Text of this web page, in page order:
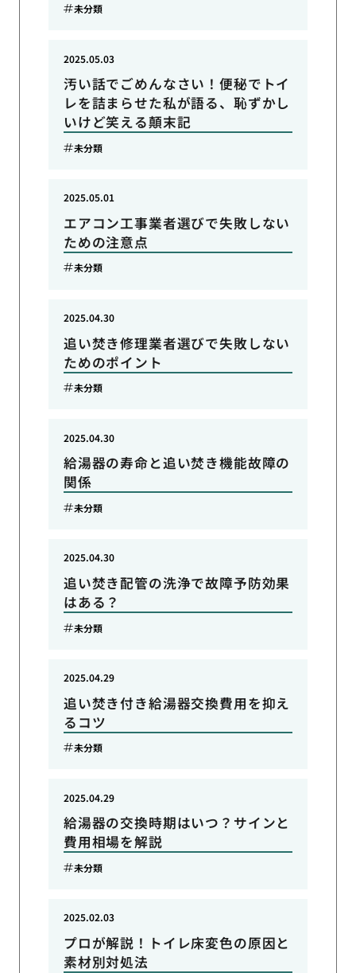
未分類
汚い話でごめんなさい！便秘でトイ
レを詰まらせた私が語る、恥ずかし
いけど笑える顛末記
2025.05.03
未分類
エアコン工事業者選びで失敗しない
ための注意点
2025.05.01
未分類
追い焚き修理業者選びで失敗しない
ためのポイント
2025.04.30
未分類
給湯器の寿命と追い焚き機能故障の
関係
2025.04.30
未分類
追い焚き配管の洗浄で故障予防効果
はある？
2025.04.30
未分類
追い焚き付き給湯器交換費用を抑え
るコツ
2025.04.29
未分類
給湯器の交換時期はいつ？サインと
費用相場を解説
2025.04.29
未分類
プロが解説！トイレ床変色の原因と
素材別対処法
2025.02.03